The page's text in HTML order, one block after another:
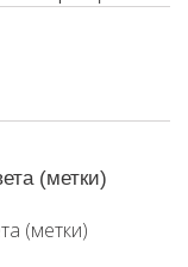
(метки)
(метки)